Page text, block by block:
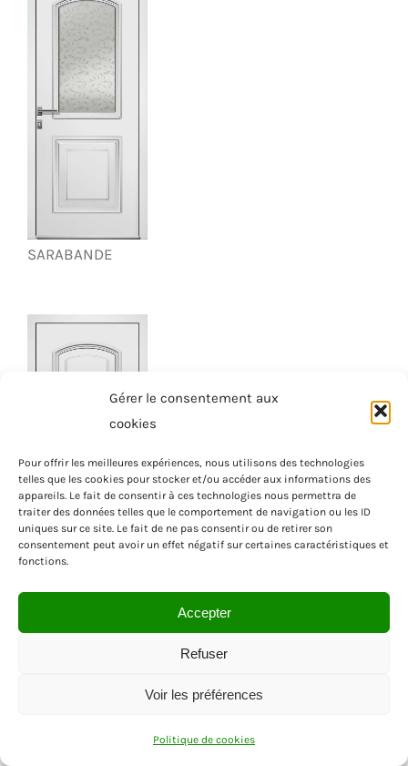
Gérer le consentement aux
cookies
Pour offrir les meilleures expériences, nous utilisons des technologies
telles que les cookies pour stocker et/ou accéder aux informations des
appareils. Le fait de consentir à ces technologies nous permettra de
traiter des données telles que le comportement de navigation ou les ID
uniques sur ce site. Le fait de ne pas consentir ou de retirer son
consentement peut avoir un effet négatif sur certaines caractéristiques et
fonctions.
Accepter
Refuser
Voir les préférences
Politique de cookies
SARABANDE